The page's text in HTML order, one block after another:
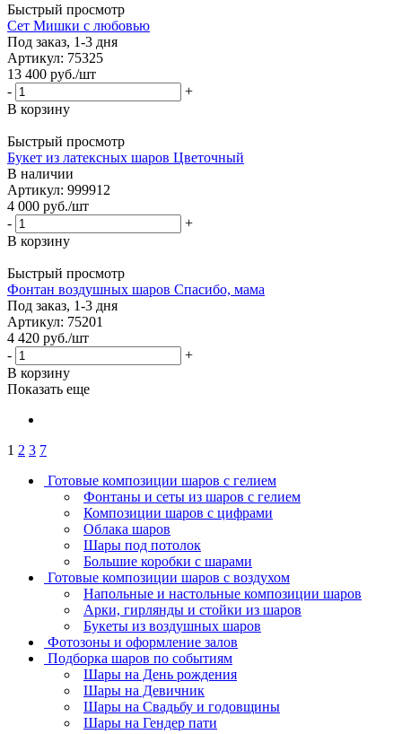
Быстрый просмотр
Сет Мишки с любовью
Под заказ, 1-3 дня
Артикул: 75325
13 400 руб./шт
-
+
В корзину
Быстрый просмотр
Букет из латексных шаров Цветочный
В наличии
Артикул: 999912
4 000 руб./шт
-
+
В корзину
Быстрый просмотр
Фонтан воздушных шаров Спасибо, мама
Под заказ, 1-3 дня
Артикул: 75201
4 420 руб./шт
-
+
В корзину
Показать еще
1 2 3 7
Готовые композиции шаров с гелием
Фонтаны и сеты из шаров с гелием
Композиции шаров с цифрами
Облака шаров
Шары под потолок
Большие коробки с шарами
Готовые композиции шаров с воздухом
Напольные и настольные композиции шаров
Арки, гирлянды и стойки из шаров
Букеты из воздушных шаров
Фотозоны и оформление залов
Подборка шаров по событиям
Шары на День рождения
Шары на Девичник
Шары на Свадьбу и годовщины
Шары на Гендер пати